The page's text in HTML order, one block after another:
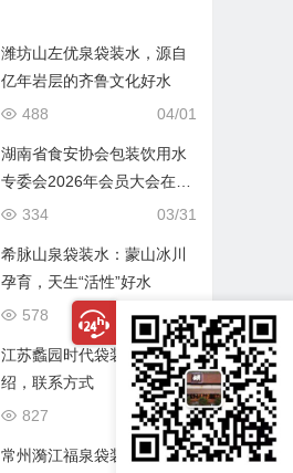
潍坊山左优泉袋装水，源自
亿年岩层的齐鲁文化好水
04/01
488
湖南省食安协会包装饮用水
专委会2026年会员大会在长
沙圆满召开
03/31
334
希脉山泉袋装水：蒙山冰川
孕育，天生“活性”好水
03/21
578
江苏蠡园时代袋装山泉水介
绍，联系方式
12/31
827
常州漪江福泉袋装水介绍、